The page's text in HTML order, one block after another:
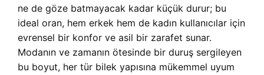
ne de göze batmayacak kadar küçük durur; bu
ideal oran, hem erkek hem de kadın kullanıcılar için
evrensel bir konfor ve asil bir zarafet sunar.
Modanın ve zamanın ötesinde bir duruş sergileyen
bu boyut, her tür bilek yapısına mükemmel uyum